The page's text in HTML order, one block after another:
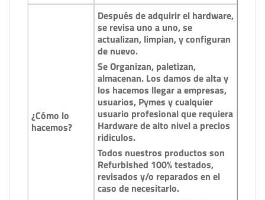
¿Cómo lo
hacemos?
Después de adquirir el hardware,
se revisa uno a uno, se
actualizan, limpian, y configuran
de nuevo.
Se Organizan, paletizan,
almacenan. Los damos de alta y
los hacemos llegar a empresas,
usuarios, Pymes y cualquier
usuario profesional que requiera
Hardware de alto nivel a precios
ridiculos.
Todos nuestros productos son
Refurbished 100% testados,
revisados y/o reparados en el
caso de necesitarlo.